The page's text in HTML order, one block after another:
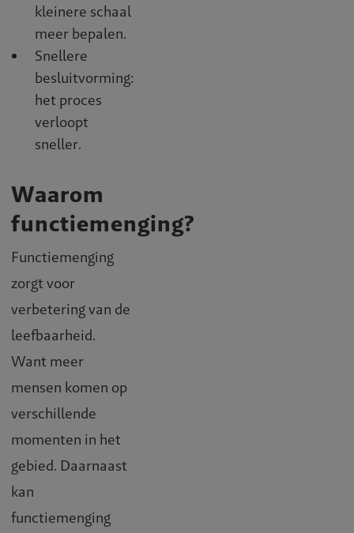
kleinere schaal
meer bepalen.
Snellere
besluitvorming:
het proces
verloopt
sneller.
Waarom
functiemenging?
Functiemenging
zorgt voor
verbetering van de
leefbaarheid.
Want meer
mensen komen op
verschillende
momenten in het
gebied. Daarnaast
kan
functiemenging